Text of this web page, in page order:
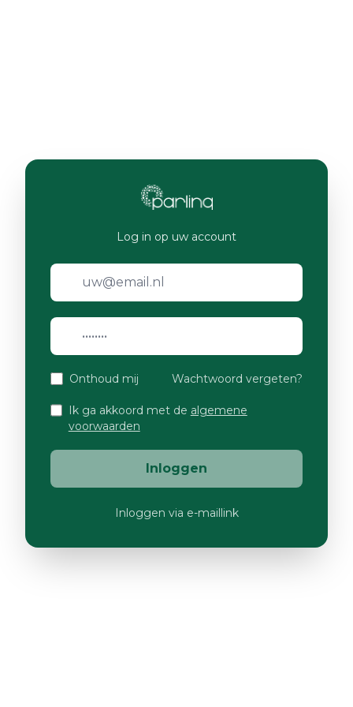
Log in op uw account
Onthoud mij Wachtwoord vergeten?
Ik ga akkoord met de algemene
voorwaarden
Inloggen
Inloggen via e-maillink